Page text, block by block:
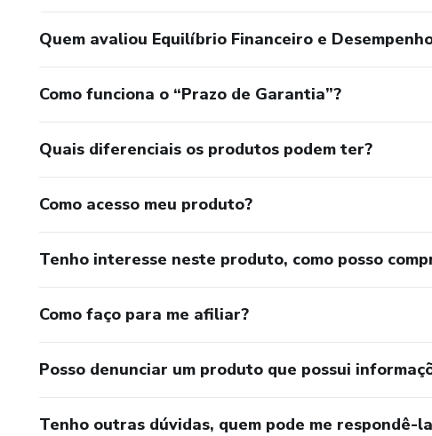
Quem avaliou Equilíbrio Financeiro e
Como funciona o “Prazo de Garantia”?
Quais diferenciais os produtos podem ter?
Como acesso meu produto?
Tenho interesse neste produto, como posso
Como faço para me afiliar?
Posso denunciar um produto que possui
Tenho outras dúvidas, quem pode me respondê-